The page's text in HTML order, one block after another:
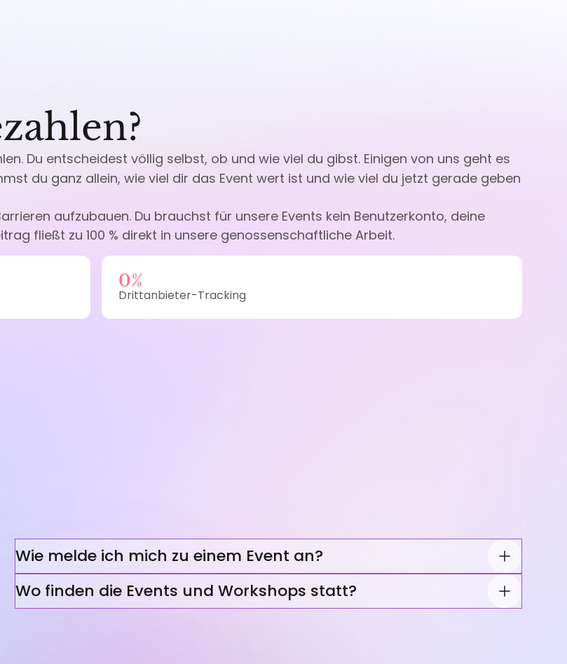
Du entscheidest völlig selbst, ob und wie viel du gibst. Einigen von uns geht es
du ganz allein, wie viel dir das Event wert ist und wie viel du jetzt gerade geben
aufzubauen. Du brauchst für unsere Events kein Benutzerkonto, deine
fließt zu 100 % direkt in unsere genossenschaftliche Arbeit.
0%
Drittanbieter-Tracking
Wie melde ich mich zu einem Event an?
Wo finden die Events und Workshops statt?